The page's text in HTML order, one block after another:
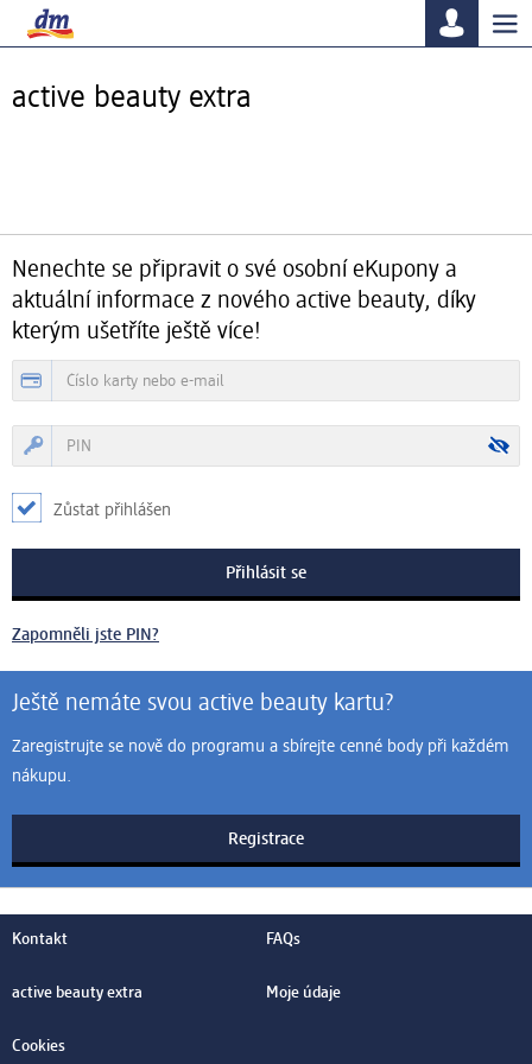
active beauty extra
Nenechte se připravit o své osobní eKupony a
aktuální informace z nového active beauty, díky
kterým ušetříte ještě více!
Zůstat přihlášen
Zapomněli jste PIN?
Ještě nemáte svou active beauty kartu?
Zaregistrujte se nově do programu a sbírejte cenné body při každém
nákupu.
Registrace
Kontakt FAQs
active beauty extra Moje údaje
Cookies